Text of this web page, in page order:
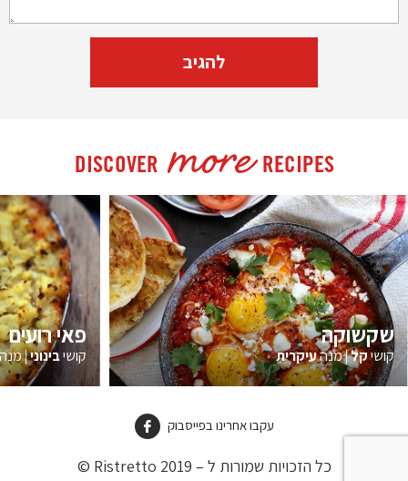
DISCOVER more RECIPES
שקשוקה
קושיקל|מנהעיקרית
פאי רועים
קושיבינוני|
עקבו אחרינו בפייסבוק
כל הזכויות שמורות ל – Ristretto 2019 ©